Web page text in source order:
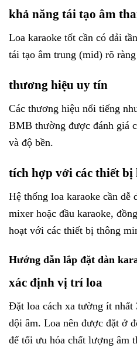
khả năng tái tạo âm
Loa karaoke tốt cần có dải
tái tạo âm trung (mid) rõ
thương hiệu uy tín
Các thương hiệu nổi tiếng
BMB thường được đánh giá
và độ bền.
tích hợp với các thiết bị
Hệ thống loa karaoke cần
mixer hoặc đầu karaoke,
hoạt với các thiết bị thông
Hướng dẫn lắp đặt dàn
xác định vị trí loa
Đặt loa cách xa tường ít nhất
dội âm. Loa nên được đặt ở
để tối ưu hóa chất lượng âm